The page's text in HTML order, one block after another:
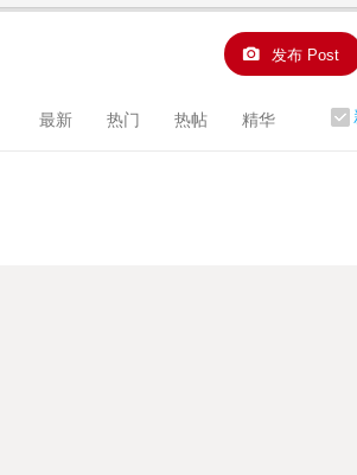
发布 Post
最新 热门 热帖 精华